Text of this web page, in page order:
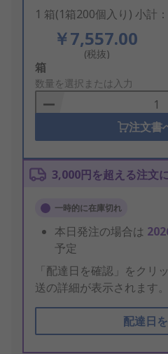
1 箱(1箱200個入り) 小計
￥7,557.00
(税抜)
Add
to
Basket
箱
数量を選択または入力
注文書
3,000円を超える注文
一時的に在庫切れ
本日発注の場合は
予定
「配達日を確認」をクリ
送の詳細が表示されます。
配達日